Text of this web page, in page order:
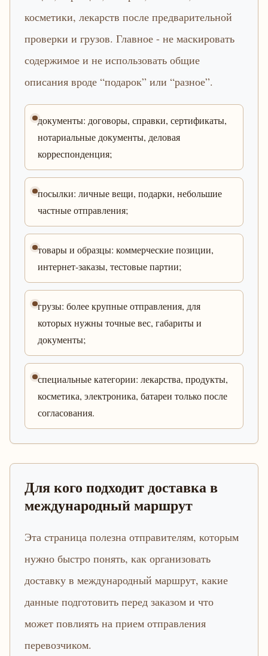
косметики, лекарств после предварительной
проверки и грузов. Главное - не маскировать
содержимое и не использовать общие
описания вроде “подарок” или “разное”.
документы: договоры, справки, сертификаты,
нотариальные документы, деловая
корреспонденция;
посылки: личные вещи, подарки, небольшие
частные отправления;
товары и образцы: коммерческие позиции,
интернет-заказы, тестовые партии;
грузы: более крупные отправления, для
которых нужны точные вес, габариты и
документы;
специальные категории: лекарства, продукты,
косметика, электроника, батареи только после
согласования.
Для кого подходит доставка в
международный маршрут
Эта страница полезна отправителям, которым
нужно быстро понять, как организовать
доставку в международный маршрут, какие
данные подготовить перед заказом и что
может повлиять на прием отправления
перевозчиком.